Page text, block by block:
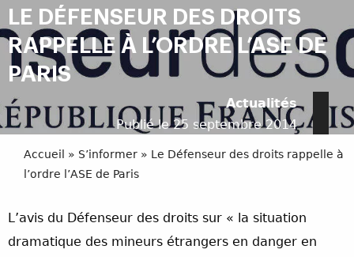
LE DÉFENSEUR DES DROITS
RAPPELLE À L’ORDRE L’ASE DE
PARIS
Actualités
Publié le 25 septembre 2014
Accueil » S’informer » Le Défenseur des droits rappelle à
l’ordre l’ASE de Paris
L’avis du Défenseur des droits sur « la situation
dramatique des mineurs étrangers en danger en